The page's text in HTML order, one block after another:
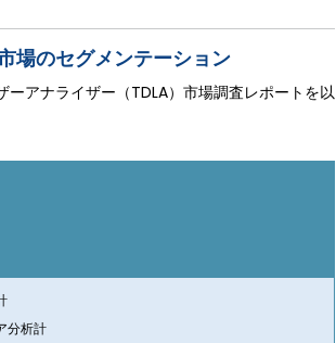
場のセグメンテーション
アナライザー（TDLA）市場調査レポートを以
分析計